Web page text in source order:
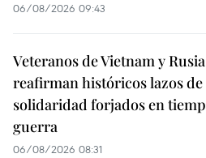
06/08/2026 09:43
Veteranos de Vietnam y Rusia
reafirman históricos lazos de
solidaridad forjados en
guerra
06/08/2026 08:31